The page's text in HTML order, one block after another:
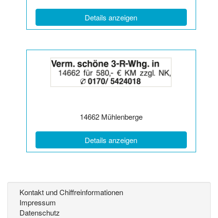
Details anzeigen(ID: 2065969)
Details
der
Anzeige
2064218
Info:
Postleitzahl:
14662 Ort:
Mühlenberge
Details anzeigen(ID: 2064218)
Kontakt und Chiffreinformationen
Impressum
Datenschutz